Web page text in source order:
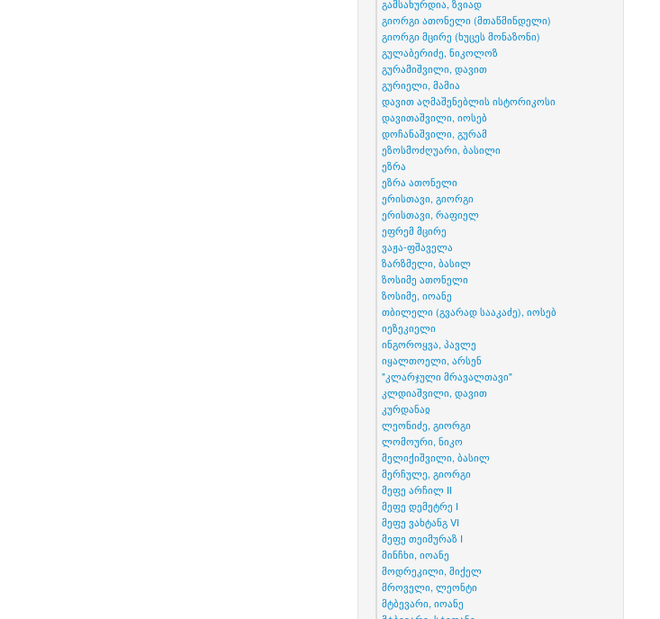
გამსახურდია, ზვიად
გიორგი ათონელი (მთაწმინდელი)
გიორგი მცირე (ხუცეს მონაზონი)
გულაბერიძე, ნიკოლოზ
გურამიშვილი, დავით
გურიელი, მამია
დავით აღმაშენებლის ისტორიკოსი
დავითაშვილი, იოსებ
დოჩანაშვილი, გურამ
ეზოსმოძღუარი, ბასილი
ეზრა
ეზრა ათონელი
ერისთავი, გიორგი
ერისთავი, რაფიელ
ეფრემ მცირე
ვაჟა-ფშაველა
ზარზმელი, ბასილ
ზოსიმე ათონელი
ზოსიმე, იოანე
თბილელი (გვარად სააკაძე), იოსებ
იეზეკიელი
ინგოროყვა, პავლე
იყალთოელი, არსენ
"კლარჯული მრავალთავი"
კლდიაშვილი, დავით
კურდანაჲ
ლეონიძე, გიორგი
ლომოური, ნიკო
მელიქიშვილი, ბასილ
მერჩულე, გიორგი
მეფე არჩილ II
მეფე დემეტრე I
მეფე ვახტანგ VI
მეფე თეიმურაზ I
მინჩხი, იოანე
მოდრეკილი, მიქელ
მროველი, ლეონტი
მტბევარი, იოანე